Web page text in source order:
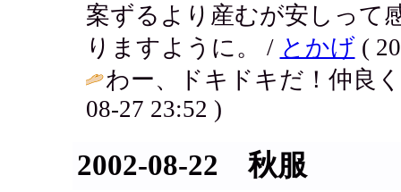
案ずるより産むが安しって
りますように。 / とかげ(
わー、ドキドキだ！仲良
08-27 23:52 )
2002-08-22 秋服